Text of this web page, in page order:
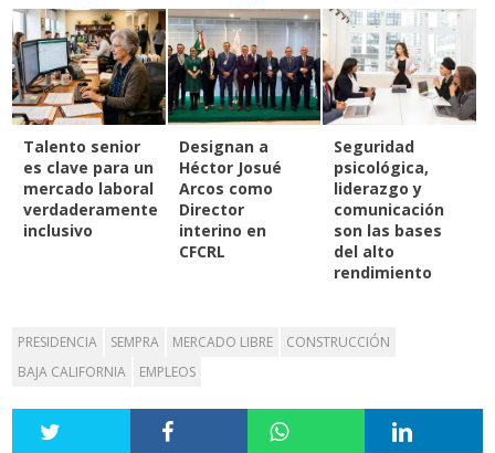
Talento senior
es clave para un
mercado laboral
verdaderamente
inclusivo
Designan a
Héctor Josué
Arcos como
Director
interino en
CFCRL
Seguridad
psicológica,
liderazgo y
comunicación
son las bases
del alto
rendimiento
PRESIDENCIA SEMPRA MERCADO LIBRE
CONSTRUCCIÓN
BAJA CALIFORNIA
EMPLEOS